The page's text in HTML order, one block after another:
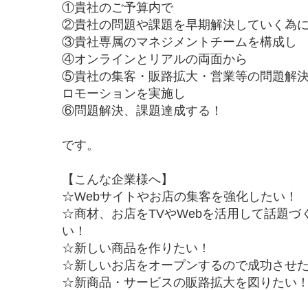
①貴社のご予算内で
②貴社の問題や課題を早期解決していく為
③貴社専属のマネジメントチームを構成し
④オンラインとリアルの両面から
⑤貴社の集客・販路拡大・営業等の問題解
ロモーションを実施し
⑥問題解決、課題達成する！
です。
【こんな企業様へ】
☆Webサイトやお店の集客を強化したい！
☆商材、お店をTVやWebを活用して話題づ
い！
☆新しい商品を作りたい！
☆新しいお店をオープンするので成功させ
☆新商品・サービスの販路拡大を図りたい